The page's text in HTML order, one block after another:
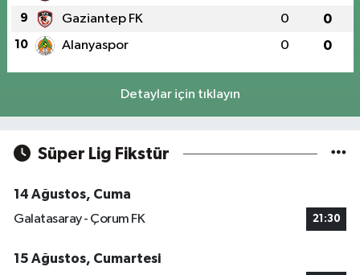
9 Gaziantep FK 0 0
10 Alanyaspor 0 0
Detaylar için tıklayın
Süper Lig Fikstür
14 Ağustos, Cuma
Galatasaray - Çorum FK
21:30
15 Ağustos, Cumartesi